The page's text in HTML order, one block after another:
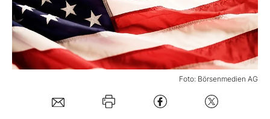
Mein B:O
Mein Konto
Folgen Sie uns
Foto: Börsenmedien AG